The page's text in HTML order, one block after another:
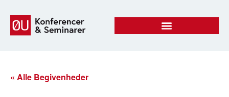
« Alle Begivenheder